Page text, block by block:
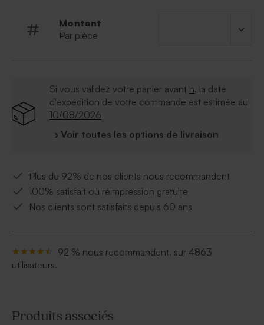
Montant
Par pièce
Si vous validez votre panier avant h, la date
d'expédition de votre commande est estimée au
10/08/2026
› Voir toutes les options de livraison
Plus de 92% de nos clients nous recommandent
100% satisfait ou réimpression gratuite
Nos clients sont satisfaits depuis 60 ans
92 % nous recommandent, sur 4863
utilisateurs.
Produits associés